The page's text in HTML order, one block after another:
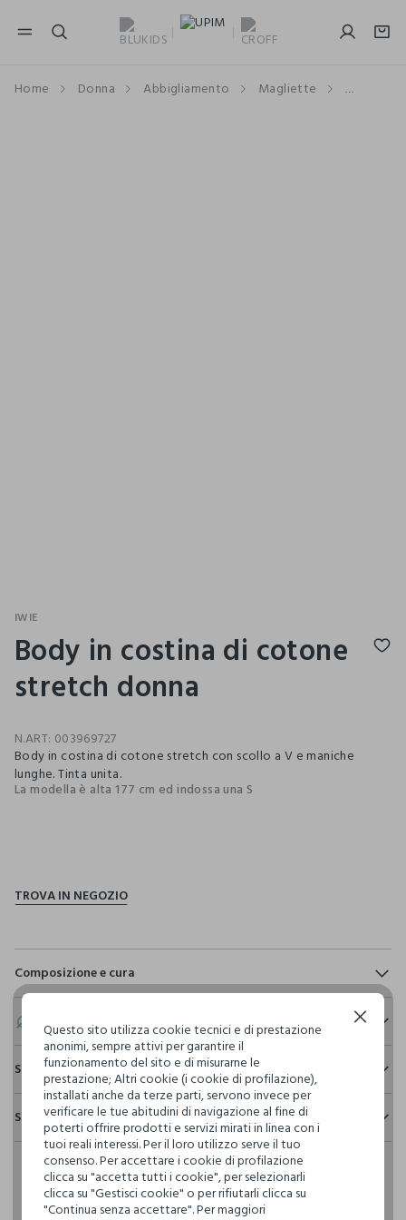
NAVIGATION.ARIA.GOTOMAINCONTENT
Home Donna Abbigliamento Magliette Maniche
IWIE
Body in costina di cotone
stretch donna
N.ART: 003969727
Body in costina di cotone stretch con scollo a V e maniche
lunghe. Tinta unita.
La modella è alta 177 cm ed indossa una S
Composizione e cura
95% COTONE,5% ELASTAN
NON CANDEGGIARE
TEMPERATURA MASSIMA 30°C - PROCEDURA DELICATA
LAVAGGIO A SECCO PROFESSIONALE CON
TETRACLOROETILENE E TUTTI I SOLVENTI INDICATI CON IL
SEGNO F - PROCEDURA NORMALE
Eco valore
Consumo d'acqua
Per la realizzazione di questo capo sono stati
utilizzati1.252,54 litri dacqua
Emissioni di CO2
Per la realizzazione di questo capo sono stati
emessi4,21 kg di CO2
Sostenibilità e trasparenza
Sicurezza
Il 100% dei nostri articoli viene sottoposto a test chimico-
fisici, per verificarne il rispetto dei limiti che abbiamo
definito per l’uso di sostanze chimiche, talvolta anche più
restrittivi rispetto a quelli previsti dalla normativa
internazionale.
Spedizione e resi
Hai fino a 30 giorni dalla consegna del tuo ordine online per
cambiare idea e restituire i prodotti che hai acquistato.
Questo sito utilizza cookie tecnici e di prestazione
anonimi, sempre attivi per garantire il
funzionamento del sito e di misurarne le
prestazione; Altri cookie (i cookie di profilazione),
installati anche da terze parti, servono invece per
verificare le tue abitudini di navigazione al fine di
poterti offrire prodotti e servizi mirati in linea con i
tuoi reali interessi. Per il loro utilizzo serve il tuo
consenso. Per accettare i cookie di profilazione
clicca su "accetta tutti i cookie", per selezionarli
clicca su "Gestisci cookie" o per rifiutarli clicca su
"Continua senza accettare". Per maggiori
Continua senza accettare